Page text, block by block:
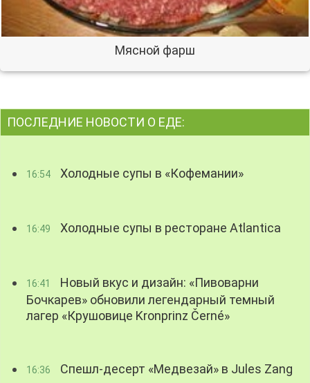
Мясной фарш
ПОСЛЕДНИЕ НОВОСТИ О ЕДЕ:
16:54 Холодные супы в «Кофемании»
16:49 Холодные супы в ресторане Atlantica
16:41
Новый вкус и дизайн: «Пивоварни
Бочкарев» обновили легендарный темный
лагер «Крушовице Kronprinz Černé»
16:36 Спешл-десерт «Медвезай» в Jules Zang